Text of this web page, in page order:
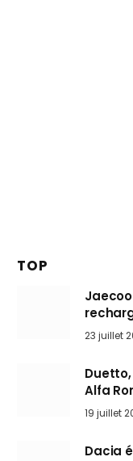
TOP
arrive
23 juillet
Alfa
l’art de
19 juillet
Dacia